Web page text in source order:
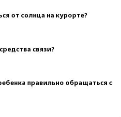
от солнца на курорте?
связи?
правильно обращаться с